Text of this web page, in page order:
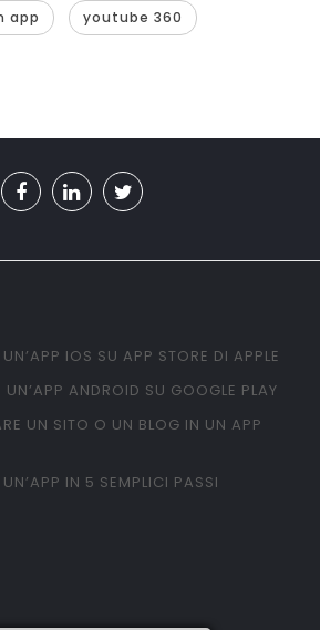
app youtube 360
IOS SU APP STORE DI APPLE
ANDROID SU GOOGLE PLAY
UN SITO O UN BLOG IN UN APP
IN 5 SEMPLICI PASSI